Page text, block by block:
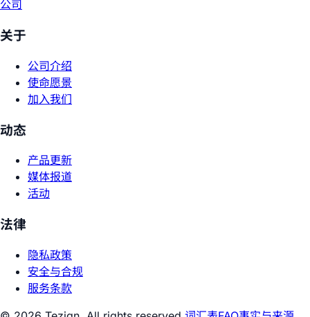
公司
关于
公司介绍
使命愿景
加入我们
动态
产品更新
媒体报道
活动
法律
隐私政策
安全与合规
服务条款